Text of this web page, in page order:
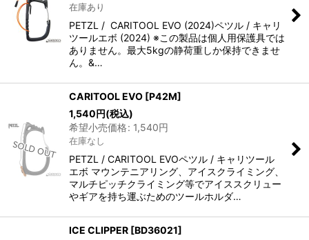
在庫あり
PETZL / CARITOOL EVO (2024)ペツル / キャリ
ツールエボ (2024) ※この製品は個人用保護具では
ありません。最大5kgの静荷重しか保持できませ
ん。&…
CARITOOL EVO [P42M]
1,540円(税込)
希望小売価格: 1,540円
在庫なし
PETZL / CARITOOL EVOペツル / キャリツール
エボ マウンテニアリング、アイスクライミング、
マルチピッチクライミング等でアイススクリュー
やギアを持ち運ぶためのツールホルダ…
ICE CLIPPER [BD36021]